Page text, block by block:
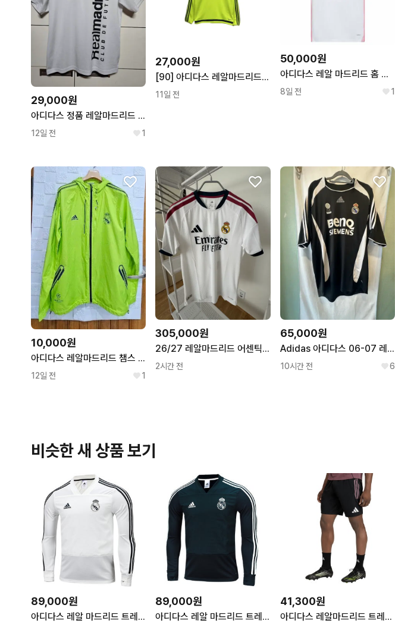
29,000원
아디다스 정품 레알마드리드 티셔츠
12일 전 1
27,000원
[90] 아디다스 레알마드리드 네온 기능성 트레이닝 탑
11일 전
50,000원
아디다스 레알 마드리드 홈 저지 4XL 사이즈
8일 전 1
10,000원
아디다스 레알마드리드 챔스 바막 자켓 라임 XL
12일 전 1
305,000원
26/27 레알마드리드 어센틱 상의, 하의 세트
2시간 전
65,000원
Adidas 아디다스 06-07 레알 마드리드 어웨이 티셔츠
10시간 전 6
비슷한 새 상품 보기
89,000원
아디다스 레알 마드리드 트레이닝 탑 L/S
89,000원
아디다스 레알 마드리드 트레이닝 탑 L/S
41,300원
아디다스 레알마드리드 트레이닝 쇼트(JZ9013)